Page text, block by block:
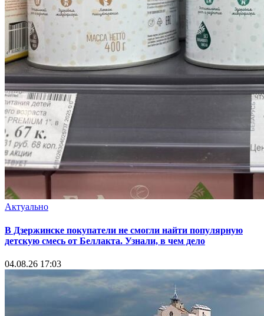
Актуально
В Дзержинске покупатели не смогли найти популярную
детскую смесь от Беллакта. Узнали, в чем дело
04.08.26 17:03